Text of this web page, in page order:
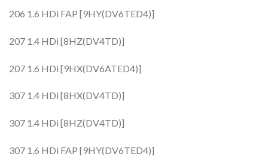
206 1.6 HDi FAP [9HY(DV6TED4)]
207 1.4 HDi [8HZ(DV4TD)]
207 1.6 HDi [9HX(DV6ATED4)]
307 1.4 HDi [8HX(DV4TD)]
307 1.4 HDi [8HZ(DV4TD)]
307 1.6 HDi FAP [9HY(DV6TED4)]